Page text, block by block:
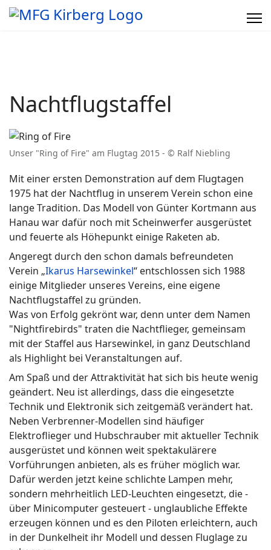
Nachtflugstaffel
Unser "Ring of Fire" am Flugtag 2015 - © Ralf Niebling
Mit einer ersten Demonstration auf dem Flugtagen
1975 hat der Nachtflug in unserem Verein schon eine
lange Tradition. Das Modell von Günter Kortmann aus
Hanau war dafür noch mit Scheinwerfer ausgerüstet
und feuerte als Höhepunkt einige Raketen ab.
Angeregt durch den schon damals befreundeten
Verein „Ikarus Harsewinkel“ entschlossen sich 1988
einige Mitglieder unseres Vereins, eine eigene
Nachtflugstaffel zu gründen.
Was von Erfolg gekrönt war, denn unter dem Namen
"Nightfirebirds" traten die Nachtflieger, gemeinsam
mit der Staffel aus Harsewinkel, in ganz Deutschland
als Highlight bei Veranstaltungen auf.
Am Spaß und der Attraktivität hat sich bis heute wenig
geändert. Neu ist allerdings, dass die eingesetzte
Technik und Elektronik sich zeitgemäß verändert hat.
Neben Verbrenner-Modellen sind häufiger
Elektroflieger und Hubschrauber mit aktueller Technik
ausgerüstet und können weit spektakulärere
Vorführungen anbieten, als es früher möglich war.
Dafür werden jetzt keine schlichte Lampen mehr,
sondern mehrheitlich LED-Leuchten eingesetzt, die -
über Minicomputer gesteuert - unglaubliche Effekte
erzeugen können und es den Piloten erleichtern, auch
in der Dunkelheit ihr Modell und dessen Fluglage zu